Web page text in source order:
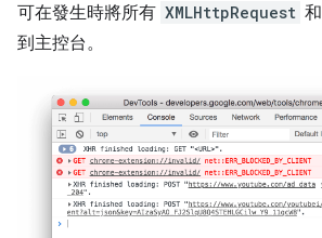
可在發生時將所有 XMLHttpRequest 和
到主控台。